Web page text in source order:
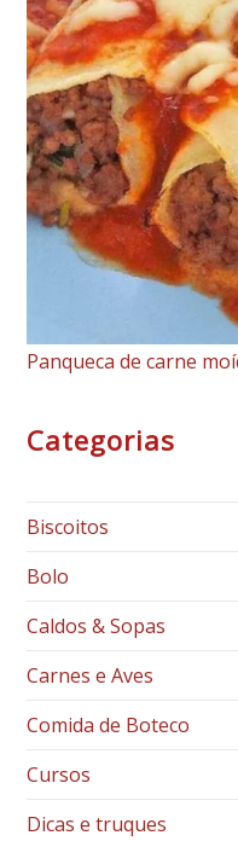
Panqueca de carne
Categorias
Biscoitos
Bolo
Caldos & Sopas
Carnes e Aves
Comida de Boteco
Cursos
Dicas e truques